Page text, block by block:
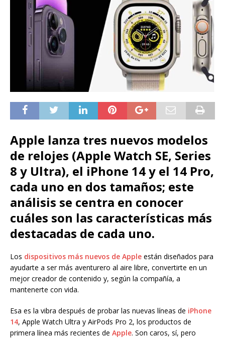
Apple lanza tres nuevos modelos
de relojes (Apple Watch SE, Series
8 y Ultra), el iPhone 14 y el 14 Pro,
cada uno en dos tamaños; este
análisis se centra en conocer
cuáles son las características más
destacadas de cada uno.
Los dispositivos más nuevos de Apple están diseñados para
ayudarte a ser más aventurero al aire libre, convertirte en un
mejor creador de contenido y, según la compañía, a
mantenerte con vida.
Esa es la vibra después de probar las nuevas líneas de iPhone
14, Apple Watch Ultra y AirPods Pro 2, los productos de
primera línea más recientes de Apple. Son caros, sí, pero